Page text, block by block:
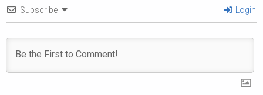
Subscribe Login